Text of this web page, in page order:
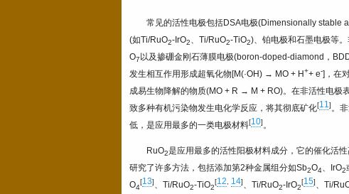
常见的活性电极包括DSA电极(Dimensionally stable
(如Ti/RuO2-IrO2、Ti/RuO2-TiO2)、铂电极和石墨电极等
O7 以及掺硼金刚石薄膜电极(boron-doped-diamond，
发生相互作用形成超氧化物[M(·OH) → MO + H++ e-]，在
成易生物降解的物质(MO + R → M + RO)。在非活性电极
致多种有机污染物发生电化学反应，将其彻底矿化[11]。
低，是应用最多的一类电极材料[10]。
RuO2是应用最多的活性阳极材料成分，它的催化活
研究了许多方法，包括添加第2种金属组分如Sb2O4、IrO2
O4
[13]、Ti/RuO2-TiO2
[12, 14]、Ti/RuO2-IrO2
[15]、Ti/